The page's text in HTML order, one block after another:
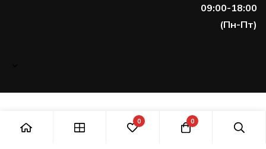
09:00-18:00
(Пн-Пт)
0 0